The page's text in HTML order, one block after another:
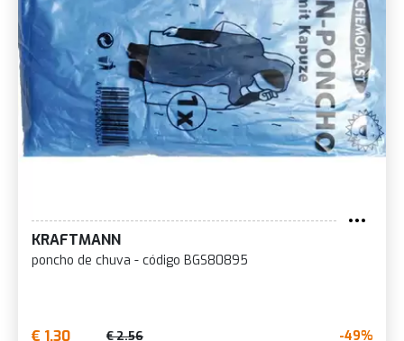
KRAFTMANN
poncho de chuva - código BGS80895
€ 1.30 € 2.56 -49%